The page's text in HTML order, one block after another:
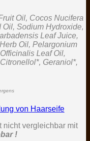
Oil, Cocos Nucifera
Sodium Hydroxide,
Leaf Juice,
Oil, Pelargonium
Leaf Oil,
Geraniol*,
von Haarseife
nicht vergleichbar mit
!